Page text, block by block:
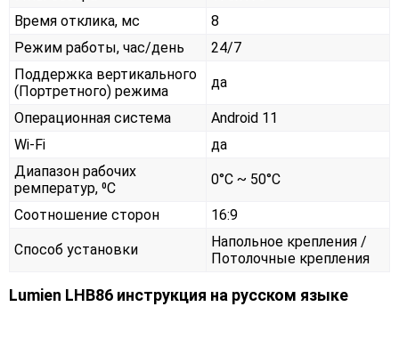
Время отклика, мс
8
Режим работы, час/день
24/7
Поддержка вертикального
(Портретного) режима
да
Операционная система
Android 11
Wi-Fi
да
Диапазон рабочих
ремператур, ⁰С
0°С ~ 50°С
Соотношение сторон 16:9
Способ установки
Напольное крепления /
Потолочные крепления
Lumien LHB86 инструкция на русском языке